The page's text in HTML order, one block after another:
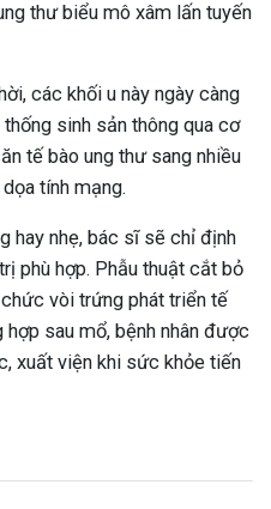
thư biểu mô xâm lấn tuyến
các khối u này ngày càng
sinh sản thông qua cơ
tế bào ung thư sang nhiều
tính mạng.
hay nhẹ, bác sĩ sẽ chỉ định
phù hợp. Phẫu thuật cắt bỏ
vòi trứng phát triển tế
sau mổ, bệnh nhân được
xuất viện khi sức khỏe tiến